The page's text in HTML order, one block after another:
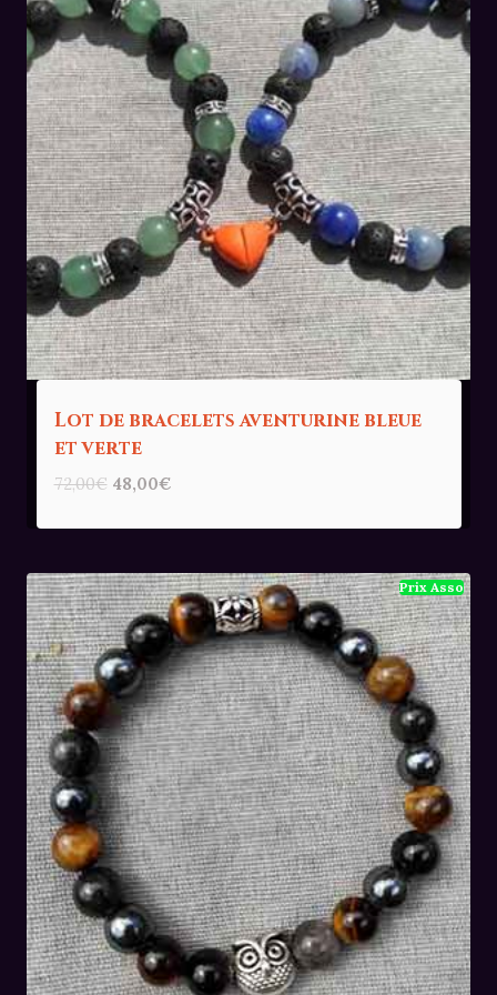
Lot de bracelets aventurine bleue
et verte
72,00€ Le
initial
72,00€.
48,00€Le
actuel
48,00€.